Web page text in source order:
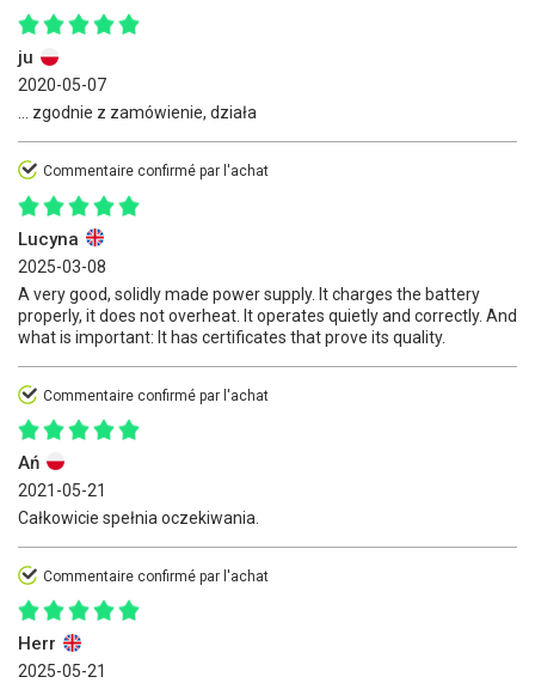
ju
2020-05-07
... zgodnie z zamówienie, działa
Commentaire confirmé par l'achat
Lucyna
2025-03-08
A very good, solidly made power supply. It charges the battery
properly, it does not overheat. It operates quietly and correctly. And
what is important: It has certificates that prove its quality.
Commentaire confirmé par l'achat
Ań
2021-05-21
Całkowicie spełnia oczekiwania.
Commentaire confirmé par l'achat
Herr
2025-05-21